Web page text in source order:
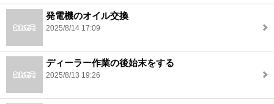
発電機のオイル交換
2025/8/14 17:09
ディーラー作業の後始末をする
2025/8/13 19:26